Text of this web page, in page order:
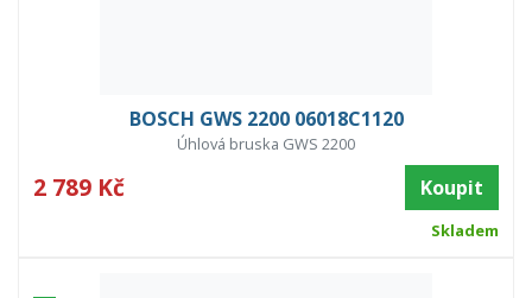
BOSCH GWS 2200 06018C1120
Úhlová bruska GWS 2200
2 789 Kč Koupit
Skladem